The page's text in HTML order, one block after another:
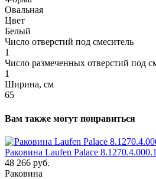
Овальная
Цвет
Белый
Число отверстий под смеситель
1
Число размеченных отверстий под
1
Ширина, см
65
Вам также могут понравиться
Раковина Laufen Palace
48 266 руб.
Раковина